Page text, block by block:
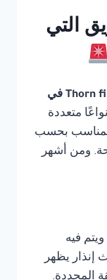
التي
شركة صيانة Thorn fire alarm في
متعددة
المناسب بحسب
ومن أشهر
فيه
إنذار يظهر
المحددة.